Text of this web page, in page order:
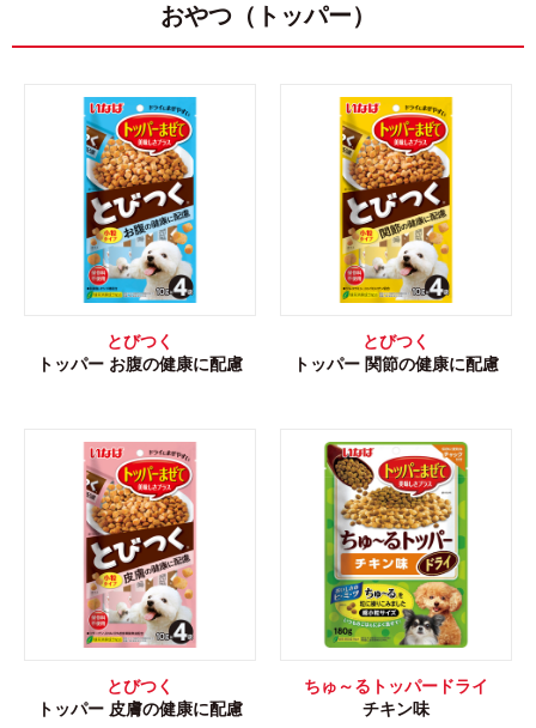
おやつ（トッパー）
とびつく
トッパー お腹の健康に配慮
とびつく
トッパー 関節の健康に配慮
とびつく
トッパー 皮膚の健康に配慮
ちゅ～るトッパードライ
チキン味